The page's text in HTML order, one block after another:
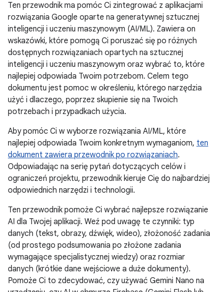
Ten przewodnik ma pomóc Ci zintegrować z aplikacjami
rozwiązania Google oparte na generatywnej sztucznej
inteligencji i uczeniu maszynowym (AI/ML). Zawiera on
wskazówki, które pomogą Ci poruszać się po różnych
dostępnych rozwiązaniach opartych na sztucznej
inteligencji i uczeniu maszynowym oraz wybrać to, które
najlepiej odpowiada Twoim potrzebom. Celem tego
dokumentu jest pomoc w określeniu, którego narzędzia
użyć i dlaczego, poprzez skupienie się na Twoich
potrzebach i przypadkach użycia.
Aby pomóc Ci w wyborze rozwiązania AI/ML, które
najlepiej odpowiada Twoim konkretnym wymaganiom, ten
dokument zawiera przewodnik po rozwiązaniach.
Odpowiadając na serię pytań dotyczących celów i
ograniczeń projektu, przewodnik kieruje Cię do najbardziej
odpowiednich narzędzi i technologii.
Ten przewodnik pomoże Ci wybrać najlepsze rozwiązanie
AI dla Twojej aplikacji. Weź pod uwagę te czynniki: typ
danych (tekst, obrazy, dźwięk, wideo), złożoność zadania
(od prostego podsumowania po złożone zadania
wymagające specjalistycznej wiedzy) oraz rozmiar
danych (krótkie dane wejściowe a duże dokumenty).
Pomoże Ci to zdecydować, czy używać Gemini Nano na